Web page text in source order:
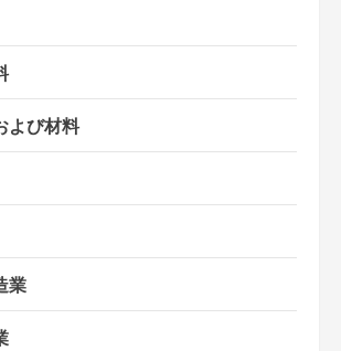
よび材料
業